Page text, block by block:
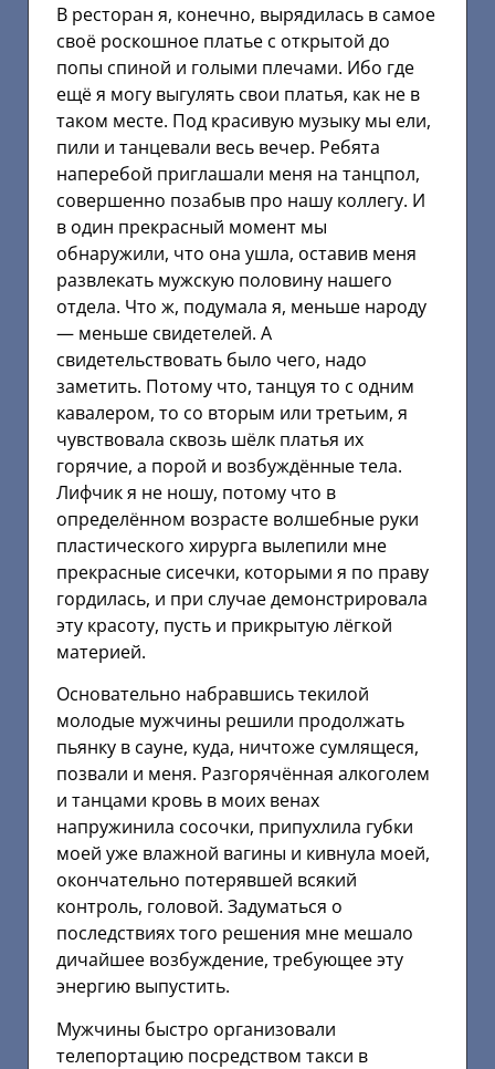
В ресторан я, конечно, вырядилась в самое
своё роскошное платье с открытой до
попы спиной и голыми плечами. Ибо где
ещё я могу выгулять свои платья, как не в
таком месте. Под красивую музыку мы ели,
пили и танцевали весь вечер. Ребята
наперебой приглашали меня на танцпол,
совершенно позабыв про нашу коллегу. И
в один прекрасный момент мы
обнаружили, что она ушла, оставив меня
развлекать мужскую половину нашего
отдела. Что ж, подумала я, меньше народу
— меньше свидетелей. А
свидетельствовать было чего, надо
заметить. Потому что, танцуя то с одним
кавалером, то со вторым или третьим, я
чувствовала сквозь шёлк платья их
горячие, а порой и возбуждённые тела.
Лифчик я не ношу, потому что в
определённом возрасте волшебные руки
пластического хирурга вылепили мне
прекрасные сисечки, которыми я по праву
гордилась, и при случае демонстрировала
эту красоту, пусть и прикрытую лёгкой
материей.
Основательно набравшись текилой
молодые мужчины решили продолжать
пьянку в сауне, куда, ничтоже сумлящеся,
позвали и меня. Разгорячённая алкоголем
и танцами кровь в моих венах
напружинила сосочки, припухлила губки
моей уже влажной вагины и кивнула моей,
окончательно потерявшей всякий
контроль, головой. Задуматься о
последствиях того решения мне мешало
дичайшее возбуждение, требующее эту
энергию выпустить.
Мужчины быстро организовали
телепортацию посредством такси в